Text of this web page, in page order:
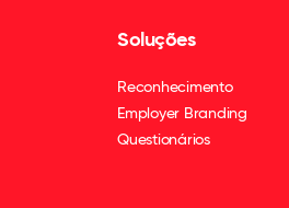
Soluções
Reconhecimento
Employer Branding
Questionários